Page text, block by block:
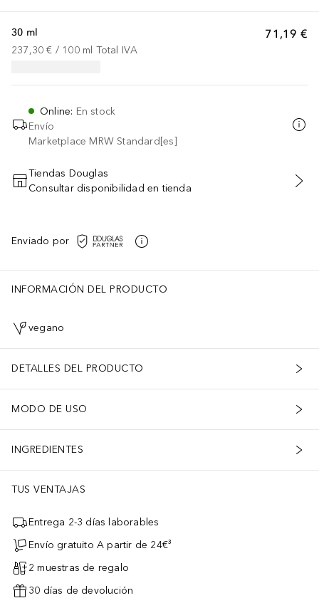
71,19 €
30 ml
237,30 € / 100 ml Total IVA
Online: En stock
Envío
Marketplace MRW Standard[es]
AÑADIR AL CARRITO
Tiendas Douglas
Consultar disponibilidad en tienda
Enviado por
INFORMACIÓN DEL PRODUCTO
vegano
DETALLES DEL PRODUCTO
MODO DE USO
INGREDIENTES
TUS VENTAJAS
Entrega 2-3 días laborables
Envío gratuito A partir de 24€³
2 muestras de regalo
30 días de devolución